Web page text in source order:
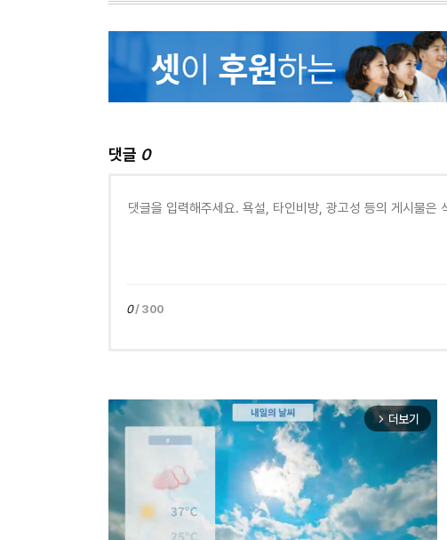
댓글 0
0/ 300
arrow_forward_ios 더보기